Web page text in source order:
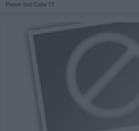
Pieve del Cole 11